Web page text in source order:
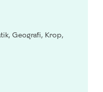
Geografi, Krop,